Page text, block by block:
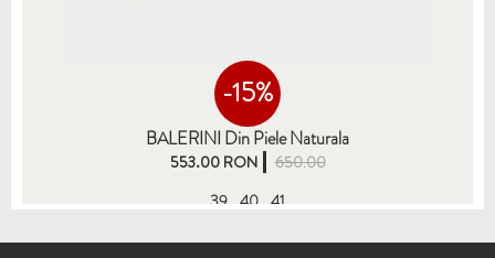
-15%
BALERINI Din Piele Naturala
553.00 RON
650.00
39 40 41